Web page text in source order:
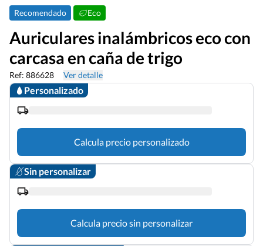
Recomendado Eco
Auriculares inalámbricos eco con
carcasa en caña de trigo
Ref: 886628 Ver detalle
Personalizado
Calcula precio personalizado
Sin personalizar
Calcula precio sin personalizar